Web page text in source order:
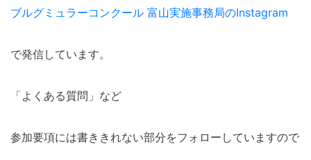
ブルグミュラーコンクール 富山実施事務局のInstagram
で発信しています。
「よくある質問」など
参加要項には書ききれない部分をフォローしていますので